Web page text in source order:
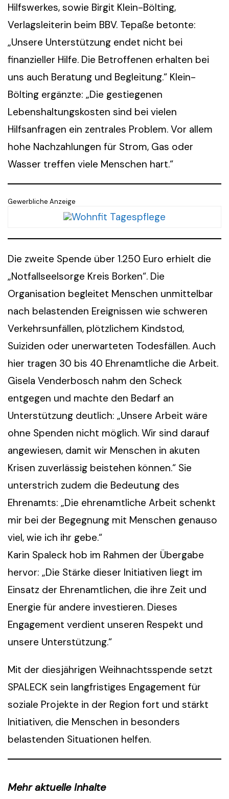
Hilfswerkes, sowie Birgit Klein-Bölting,
Verlagsleiterin beim BBV. Tepaße betonte:
„Unsere Unterstützung endet nicht bei
finanzieller Hilfe. Die Betroffenen erhalten bei
uns auch Beratung und Begleitung.“ Klein-
Bölting ergänzte: „Die gestiegenen
Lebenshaltungskosten sind bei vielen
Hilfsanfragen ein zentrales Problem. Vor allem
hohe Nachzahlungen für Strom, Gas oder
Wasser treffen viele Menschen hart.“
Gewerbliche Anzeige
Die zweite Spende über 1.250 Euro erhielt die
„Notfallseelsorge Kreis Borken“. Die
Organisation begleitet Menschen unmittelbar
nach belastenden Ereignissen wie schweren
Verkehrsunfällen, plötzlichem Kindstod,
Suiziden oder unerwarteten Todesfällen. Auch
hier tragen 30 bis 40 Ehrenamtliche die Arbeit.
Gisela Venderbosch nahm den Scheck
entgegen und machte den Bedarf an
Unterstützung deutlich: „Unsere Arbeit wäre
ohne Spenden nicht möglich. Wir sind darauf
angewiesen, damit wir Menschen in akuten
Krisen zuverlässig beistehen können.“ Sie
unterstrich zudem die Bedeutung des
Ehrenamts: „Die ehrenamtliche Arbeit schenkt
mir bei der Begegnung mit Menschen genauso
viel, wie ich ihr gebe.“
Karin Spaleck hob im Rahmen der Übergabe
hervor: „Die Stärke dieser Initiativen liegt im
Einsatz der Ehrenamtlichen, die ihre Zeit und
Energie für andere investieren. Dieses
Engagement verdient unseren Respekt und
unsere Unterstützung.“
Mit der diesjährigen Weihnachtsspende setzt
SPALECK sein langfristiges Engagement für
soziale Projekte in der Region fort und stärkt
Initiativen, die Menschen in besonders
belastenden Situationen helfen.
Mehr aktuelle Inhalte